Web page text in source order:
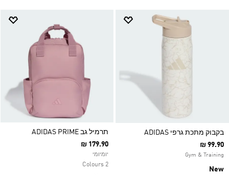
בקבוק מתכת גרפי ADIDAS
₪ 99.90
Gym & Training
New
תרמיל גב ADIDAS PRIME
₪ 179.90
יומיומי
2 Colours